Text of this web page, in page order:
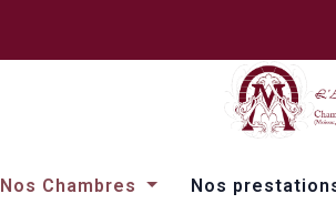
Nos Chambres Nos